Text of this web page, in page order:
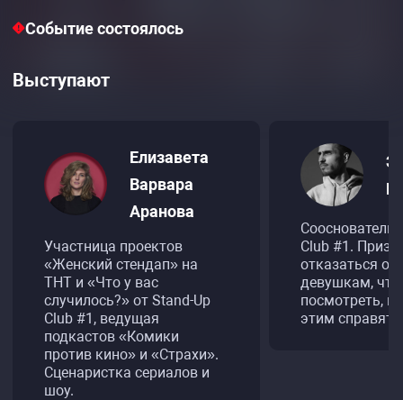
Событие состоялось
Выступают
Елизавета
Варвара
Аранова
Участница проектов
«Женский стендап» на
ТНТ и «Что у вас
случилось?» от Stand-Up
Club #1, ведущая
подкастов «Комики
против кино» и «Страхи».
Сценаристка сериалов и
шоу.
Сооснователь
Club #1.
отказаться от
девушкам,
посмотреть,
этим